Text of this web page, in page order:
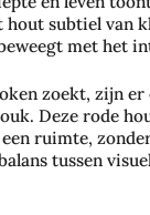
hout subtiel van
met het
zoekt, zijn er
Deze rode
ruimte,
tussen